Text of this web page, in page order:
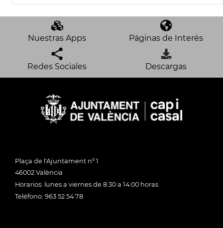
Nuestras Apps Páginas de Interés
Redes Sociales Descargas
Plaça de l'Ajuntament nº 1
46002 València
Horarios: lunes a viernes de 8:30 a 14:00 horas
Teléfono: 963 52 54 78